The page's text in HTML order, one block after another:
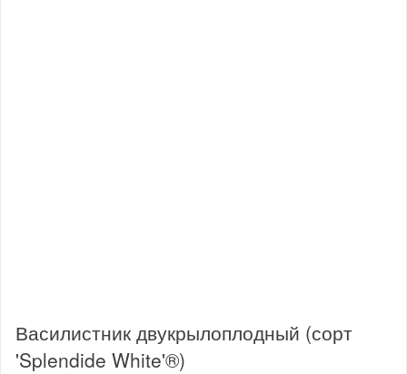
Василистник двукрылоплодный (сорт
'Splendide White'®)